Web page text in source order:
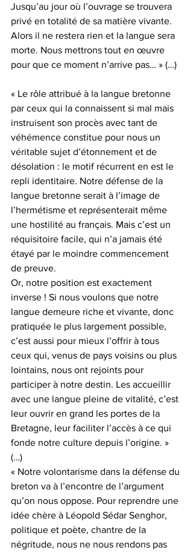
Jusqu’au jour où l’ouvrage se trouvera
privé en totalité de sa matière vivante.
Alors il ne restera rien et la langue sera
morte. Nous mettrons tout en œuvre
pour que ce moment n’arrive pas… » (…)
« Le rôle attribué à la langue bretonne
par ceux qui la connaissent si mal mais
instruisent son procès avec tant de
véhémence constitue pour nous un
véritable sujet d’étonnement et de
désolation : le motif récurrent en est le
repli identitaire. Notre défense de la
langue bretonne serait à l’image de
l’hermétisme et représenterait même
une hostilité au français. Mais c’est un
réquisitoire facile, qui n’a jamais été
étayé par le moindre commencement
de preuve.
Or, notre position est exactement
inverse ! Si nous voulons que notre
langue demeure riche et vivante, donc
pratiquée le plus largement possible,
c’est aussi pour mieux l’offrir à tous
ceux qui, venus de pays voisins ou plus
lointains, nous ont rejoints pour
participer à notre destin. Les accueillir
avec une langue pleine de vitalité, c’est
leur ouvrir en grand les portes de la
Bretagne, leur faciliter l’accès à ce qui
fonde notre culture depuis l’origine. »
(…)
« Notre volontarisme dans la défense du
breton va à l’encontre de l’argument
qu’on nous oppose. Pour reprendre une
idée chère à Léopold Sédar Senghor,
politique et poète, chantre de la
négritude, nous ne nous rendons pas